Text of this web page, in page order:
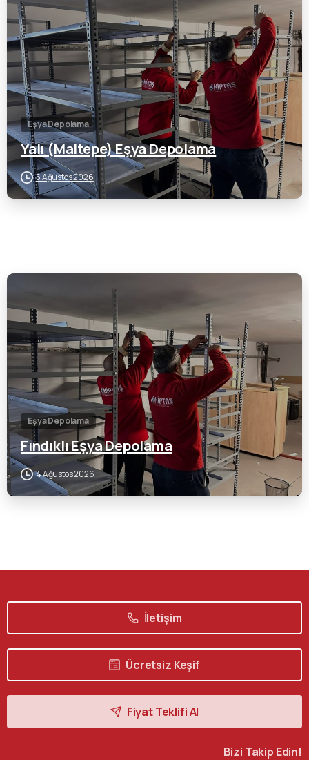
Eşya Depolama
Yalı (Maltepe) Eşya Depolama
5 Ağustos 2026
Eşya Depolama
Fındıklı Eşya Depolama
4 Ağustos 2026
İletişim
Ücretsiz Keşif
Fiyat Teklifi Al
Bizi Takip Edin!